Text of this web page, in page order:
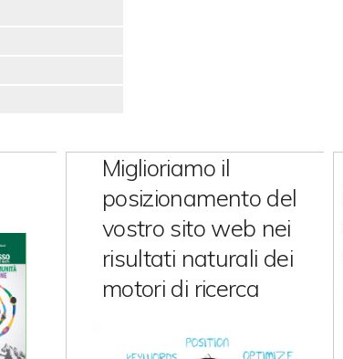
Miglioriamo il
posizionamento del
vostro sito web nei
risultati naturali dei
motori di ricerca